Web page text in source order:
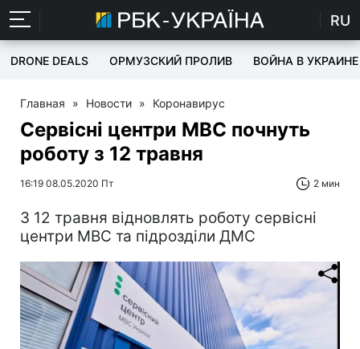
RU
DRONE DEALS ОРМУЗСКИЙ ПРОЛИВ ВОЙНА В УКРАИНЕ
Главная » Новости » Коронавирус
Сервісні центри МВС почнуть
роботу з 12 травня
16:19 08.05.2020 Пт 2 мин
З 12 травня відновлять роботу сервісні
центри МВС та підрозділи ДМС